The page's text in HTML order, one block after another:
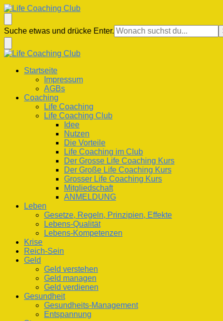
Life Coaching Club
Für Deine Lebenskompetenz
Suchst
du
nach
etwas?
Suche etwas und drücke Enter.
Life Coaching Club
Für Deine Lebenskompetenz
Startseite
Impressum
AGBs
Coaching
Life Coaching
Life Coaching Club
Idee
Nutzen
Die Vorteile
Life Coaching im Club
Der Grosse Life Coaching Kurs
Der Große Life Coaching Kurs
Grosser Life Coaching Kurs
Mitgliedschaft
ANMELDUNG
Leben
Gesetze, Regeln, Prinzipien, Effekte
Lebens-Qualität
Lebens-Kompetenzen
Krise
Reich-Sein
Geld
Geld verstehen
Geld managen
Geld verdienen
Gesundheit
Gesundheits-Management
Entspannung